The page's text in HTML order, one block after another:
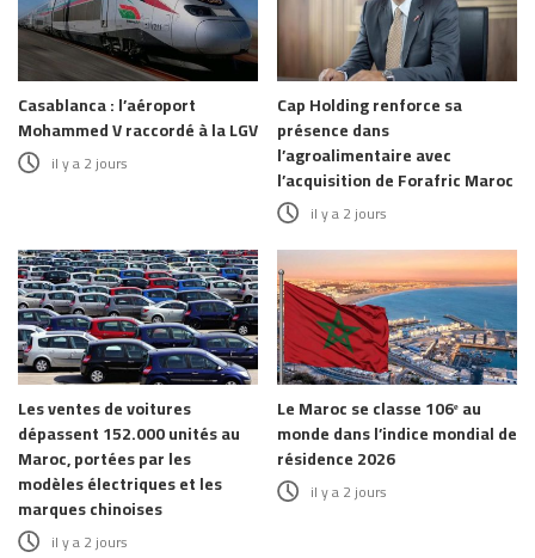
Casablanca : l’aéroport
Mohammed V raccordé à la LGV
il y a 2 jours
Cap Holding renforce sa
présence dans
l’agroalimentaire avec
l’acquisition de Forafric Maroc
il y a 2 jours
Les ventes de voitures
dépassent 152.000 unités au
Maroc, portées par les
modèles électriques et les
marques chinoises
il y a 2 jours
Le Maroc se classe 106ᵉ au
monde dans l’indice mondial de
résidence 2026
il y a 2 jours